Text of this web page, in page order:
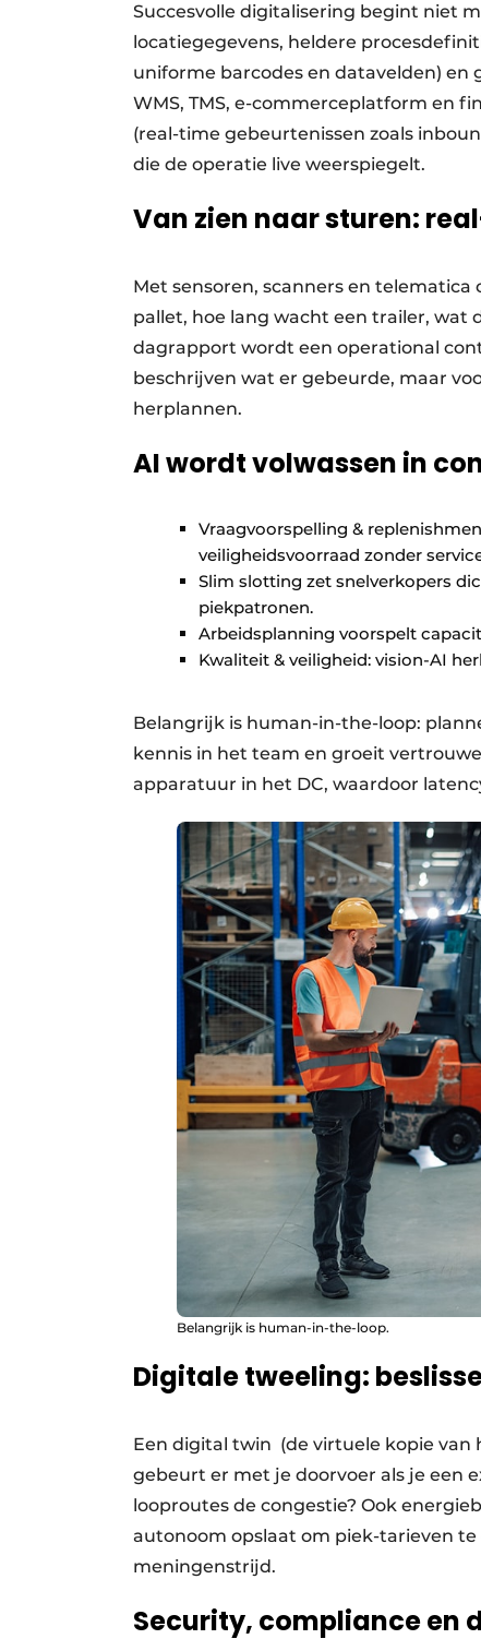
Succesvolle digitalisering begint niet
locatiegegevens, heldere
uniforme barcodes en datavelden)
WMS, TMS, e-commerceplatform en
(real-time gebeurtenissen zoals
die de operatie live weerspiegelt.
Van zien naar sturen:
Met sensoren, scanners en
pallet, hoe lang wacht een trailer,
dagrapport wordt een operational
beschrijven wat er gebeurde, maar
herplannen.
AI wordt volwassen in
Vraagvoorspelling &
veiligheidsvoorraad zonder
Slim slotting zet snelverkopers
piekpatronen.
Arbeidsplanning voorspelt
Kwaliteit & veiligheid: vision-AI
Belangrijk is human-in-the-loop:
kennis in het team en groeit
apparatuur in het DC, waardoor
Belangrijk is human-in-the-loop.
Digitale tweeling:
Een digital twin (de virtuele kopie van
gebeurt er met je doorvoer als je een
looproutes de congestie? Ook
autonoom opslaat om piek-tarieven
meningenstrijd.
Security, compliance en